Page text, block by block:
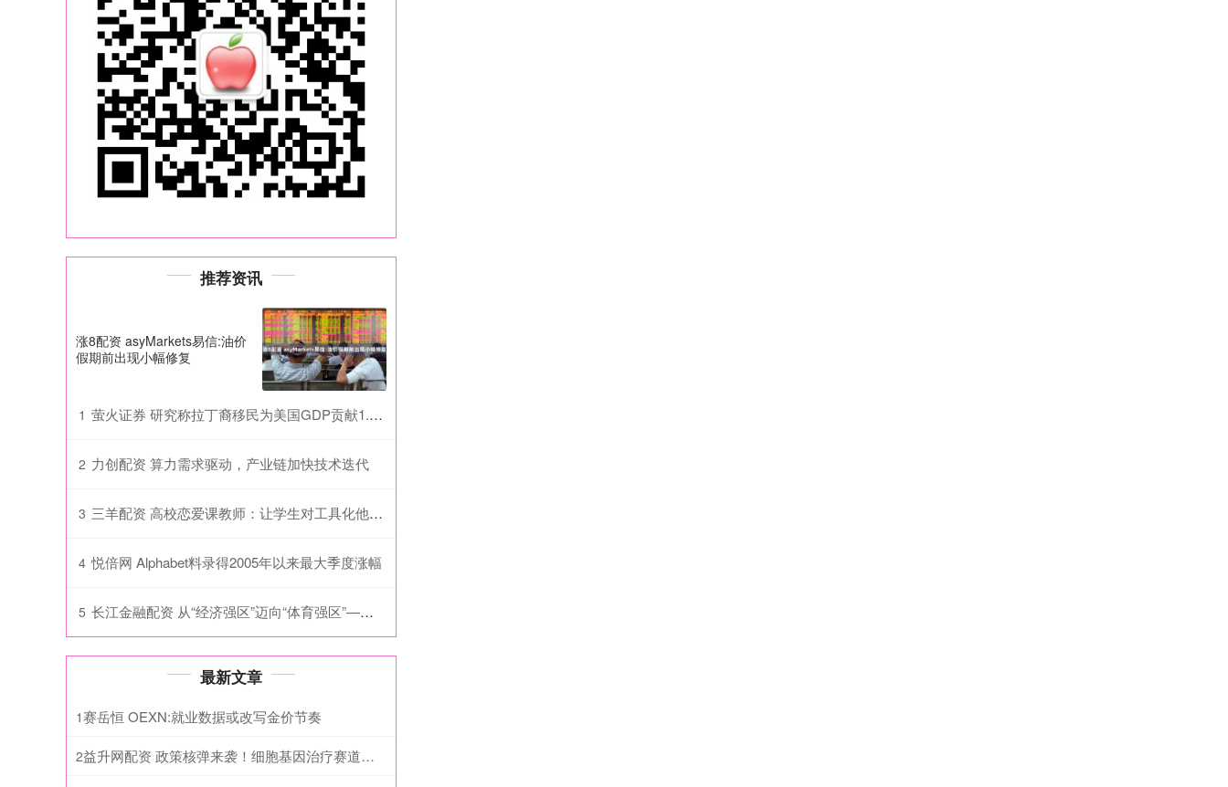
推荐资讯
涨8配资 asyMarkets易信:油价
假期前出现小幅修复
1 萤火证券 研究称拉丁裔移民为美国GDP贡献1.6万亿美元
2 力创配资 算力需求驱动，产业链加快技术迭代
3 三羊配资 高校恋爱课教师：让学生对工具化他人说“不”
4 悦倍网 Alphabet料录得2005年以来最大季度涨幅
5 长江金融配资 从“经济强区”迈向“体育强区”——深圳南山推动体育事业高质量发展观察
最新文章
1赛岳恒 OEXN:就业数据或改写金价节奏
2 益升网配资 政策核弹来袭！细胞基因治疗赛道大松绑，创新药反转行情正式启动